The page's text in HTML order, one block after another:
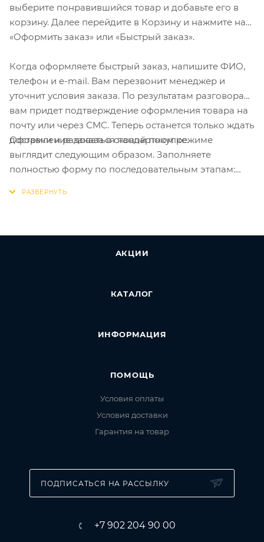
выберите понравившийся товар и добавьте его в
корзину. Далее перейдите в Корзину и нажмите на
«Оформить заказ» или «Быстрый заказ».
Когда оформляете быстрый заказ, напишите ФИО,
телефон и e-mail. Вам перезвонит менеджер и
уточнит условия заказа. По результатам разговора
вам придет подтверждение оформления товара на
почту или через СМС. Теперь останется только ждать
доставки и радоваться новой покупке.
Оформление заказа в стандартном режиме
выглядит следующим образом. Заполняете
полностью форму по последовательным этапам:
АКЦИИ
КАТАЛОГ
ИНФОРМАЦИЯ
ПОМОЩЬ
Условия оплаты
Условия доставки
Гарантия на товар
ПОДПИСАТЬСЯ НА РАССЫЛКУ
+7 902 204 90 00